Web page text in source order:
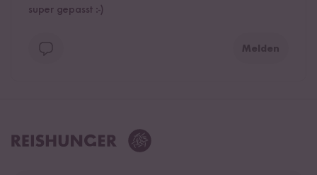
super gepasst :-)
Melden